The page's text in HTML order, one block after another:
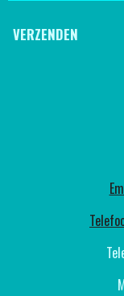
VERZENDEN